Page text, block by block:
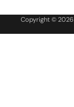
Copyright © 2026